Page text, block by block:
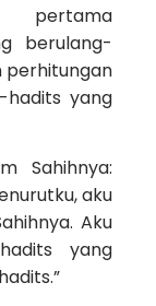
pertama
berulang-
perhitungan
hadits yang
Sahihnya:
aku
Aku
yang